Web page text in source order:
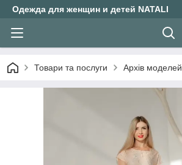
Одежда для женщин и детей NATALI
Товари та послуги Архів моделей